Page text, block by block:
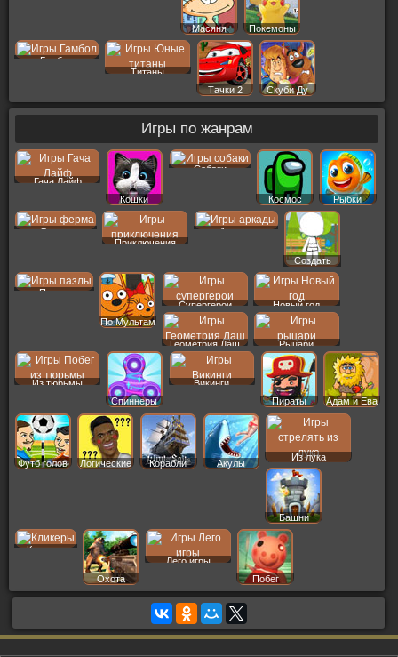
Масяня Покемоны
Гамбол
Титаны
Тачки 2
Скуби Ду
Игры по жанрам
Гача Лайф
Кошки
Собаки
Космос Рыбки
Ферма
Приключения
Аркады
Создать
Пер
Пазлы
По Мультам
Супергерои Новый год
Геометрия Даш Рыцари
Из тюрьмы
Спиннеры
Викинги
Пираты
Адам и Ева
Футб голов Логические Корабли Акулы
Из лука
Башни
Кликеры
Охота
Лего игры
Побег